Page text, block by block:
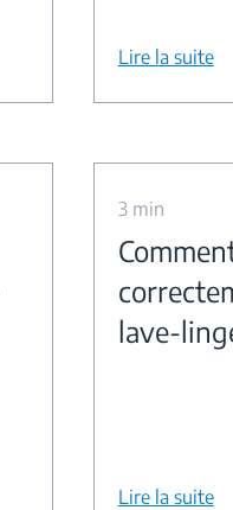
Lire la suite
3 min
lave-
Lire la suite